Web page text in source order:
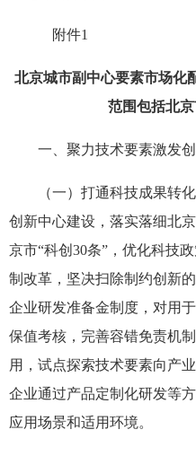
附件1
北京城市副中心要素市场化
范围包括北京
一、聚力技术要素激发创
（一）打通科技成果转化
创新中心建设，落实落细北
京市“科创30条”，优化科技
制改革，坚决扫除制约创新
企业研发准备金制度，对用
保值考核，完善容错免责机
用，试点探索技术要素向产
企业通过产品定制化研发等
应用场景和适用环境。